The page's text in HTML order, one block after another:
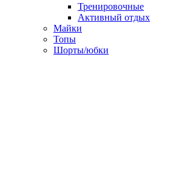
Тренировочные
Активный отдых
Майки
Топы
Шорты/юбки